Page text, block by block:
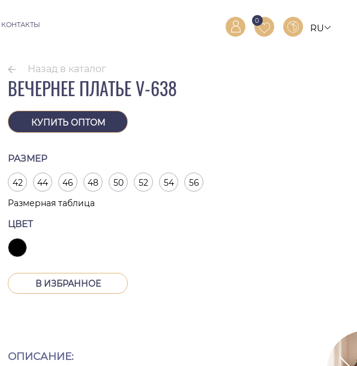
КОНТАКТЫ 0
RU
Назад в каталог
ВЕЧЕРНЕЕ ПЛАТЬЕ V-638
КУПИТЬ ОПТОМ
РАЗМЕР
42 44 46 48 50 52 54
56
Размерная таблица
ЦВЕТ
В ИЗБРАННОЕ
ОПИСАНИЕ: